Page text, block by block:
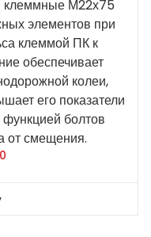
клеммные М22х75
элементов при
клеммой ПК к
обеспечивает
колеи,
его показатели
болтов
от смещения.